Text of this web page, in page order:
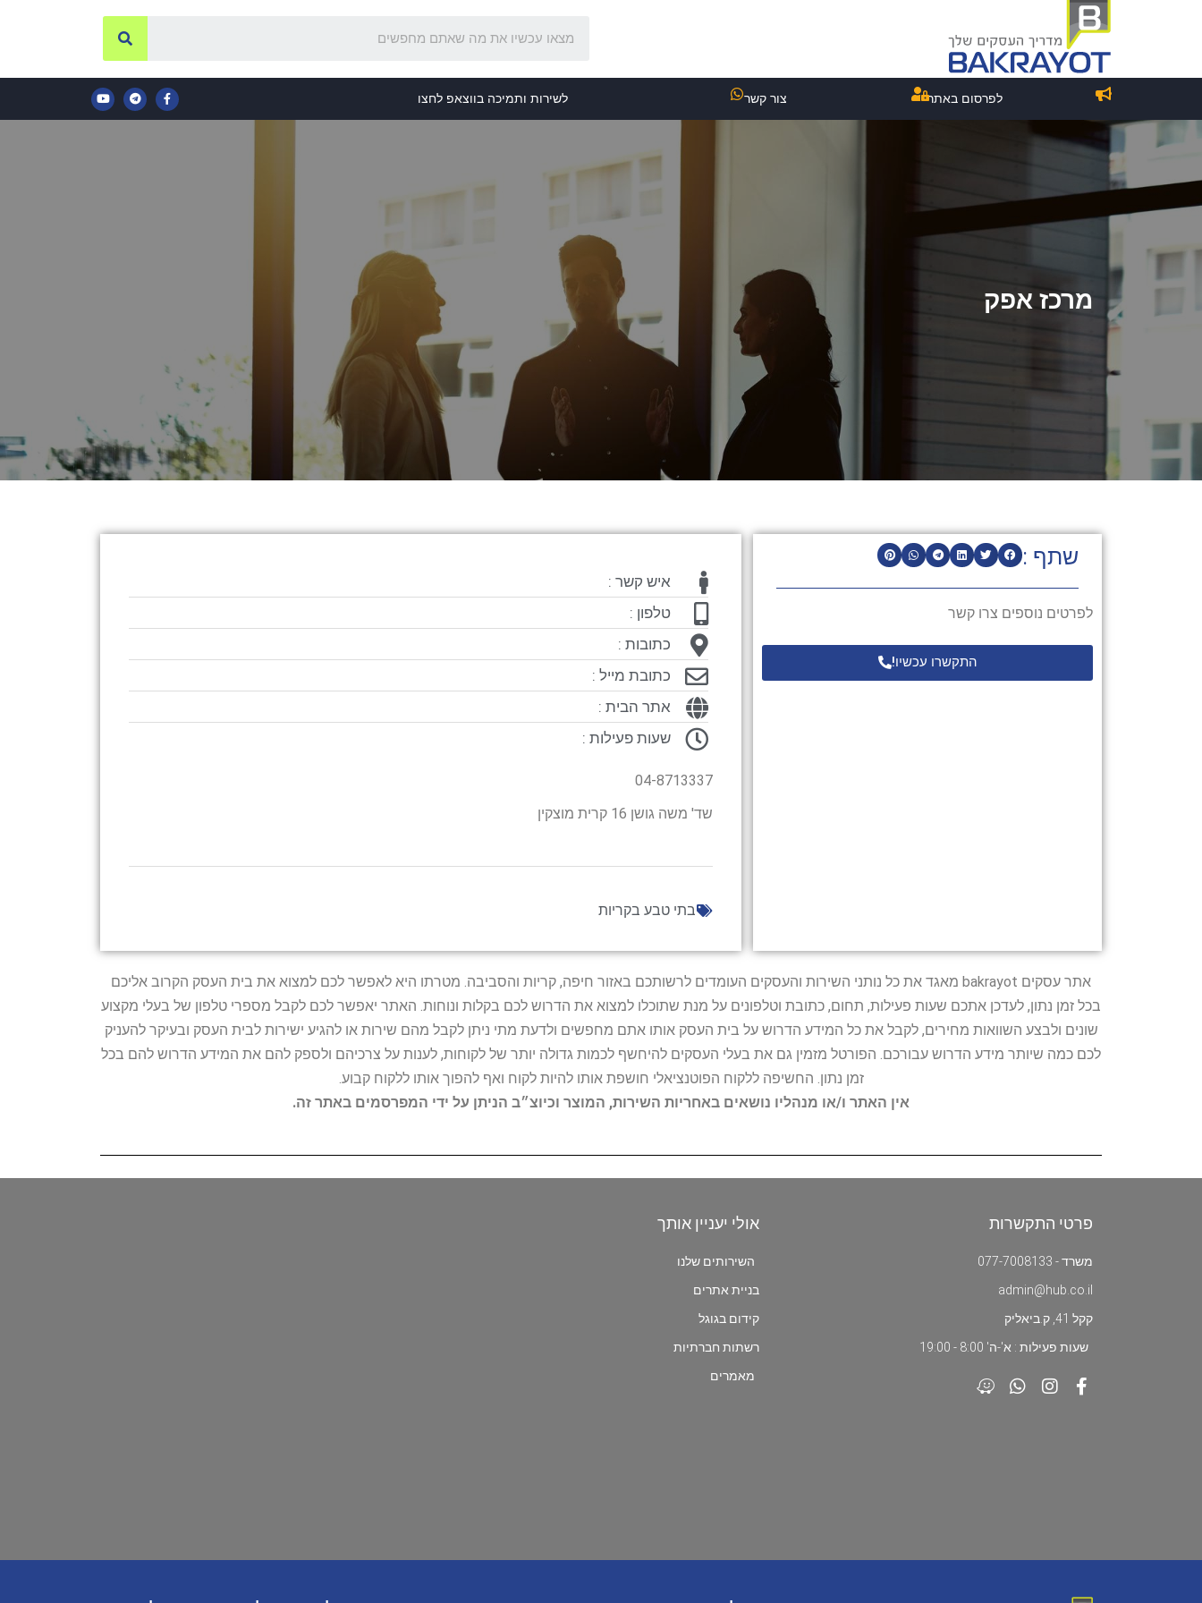
לפרסום באתר צור קשר לשירות ותמיכה בווצאפ לחצו
מרכז אפק
שתף :
לפרטים נוספים צרו קשר
התקשרו עכשיו!
איש קשר :
טלפון :
כתובות :
כתובת מייל :
אתר הבית :
שעות פעילות :
04-8713337
שד' משה גושן 16 קרית מוצקין
בתי טבע בקריות
אתר עסקים bakrayot מאגד את כל נותני השירות והעסקים העומדים לרשותכם באזור חיפה, קריות והסביבה. מטרתו היא לאפשר לכם למצוא את בית העסק הקרוב אליכם
בכל זמן נתון, לעדכן אתכם שעות פעילות, תחום, כתובת וטלפונים על מנת שתוכלו למצוא את הדרוש לכם בקלות ונוחות. האתר יאפשר לכם לקבל מספרי טלפון של בעלי מקצוע
שונים ולבצע השוואות מחירים, לקבל את כל המידע הדרוש על בית העסק אותו אתם מחפשים ולדעת מתי ניתן לקבל מהם שירות או להגיע ישירות לבית העסק ובעיקר להעניק
לכם כמה שיותר מידע הדרוש עבורכם. הפורטל מזמין גם את בעלי העסקים להיחשף לכמות גדולה יותר של לקוחות, לענות על צרכיהם ולספק להם את המידע הדרוש להם בכל
זמן נתון. החשיפה ללקוח הפוטנציאלי חושפת אותו להיות לקוח ואף להפוך אותו ללקוח קבוע.
אין האתר ו/או מנהליו נושאים באחריות השירות, המוצר וכיוצ״ב הניתן על ידי המפרסמים באתר זה.
פרטי התקשרות
משרד - 077-7008133
admin@hub.co.il
קקל 41, ק.ביאליק
שעות פעילות : א'-ה' 8:00 - 19:00
אולי יעניין אותך
השירותים שלנו
בניית אתרים
קידום בגוגל
רשתות חברתיות
מאמרים